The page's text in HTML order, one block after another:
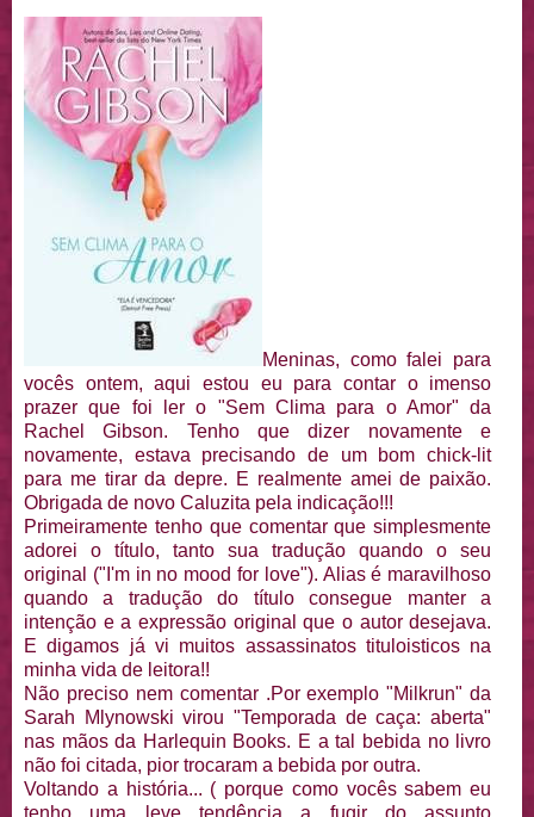
Meninas, como falei para
vocês ontem, aqui estou eu para contar o imenso
prazer que foi ler o "Sem Clima para o Amor" da
Rachel Gibson. Tenho que dizer novamente e
novamente, estava precisando de um bom chick-lit
para me tirar da depre. E realmente amei de paixão.
Obrigada de novo Caluzita pela indicação!!!
Primeiramente tenho que comentar que simplesmente
adorei o título, tanto sua tradução quando o seu
original ("I'm in no mood for love"). Alias é maravilhoso
quando a tradução do título consegue manter a
intenção e a expressão original que o autor desejava.
E digamos já vi muitos assassinatos tituloisticos na
minha vida de leitora!!
Não preciso nem comentar .Por exemplo "Milkrun" da
Sarah Mlynowski virou "Temporada de caça: aberta"
nas mãos da Harlequin Books. E a tal bebida no livro
não foi citada, pior trocaram a bebida por outra.
Voltando a história... ( porque como vocês sabem eu
tenho uma leve tendência a fugir do assunto